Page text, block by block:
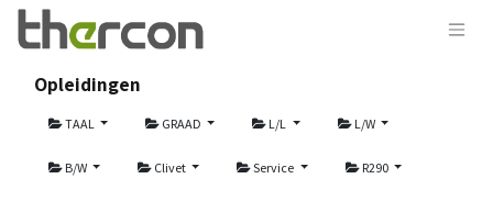
Opleidingen
TAAL GRAAD L/L L/W
B/W Clivet Service R290